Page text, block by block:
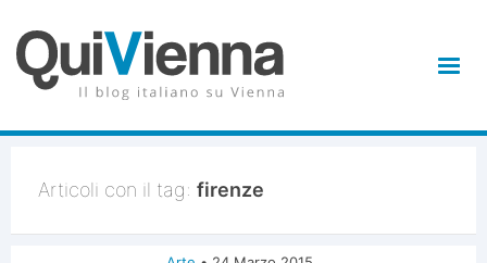
Articoli con il tag: firenze